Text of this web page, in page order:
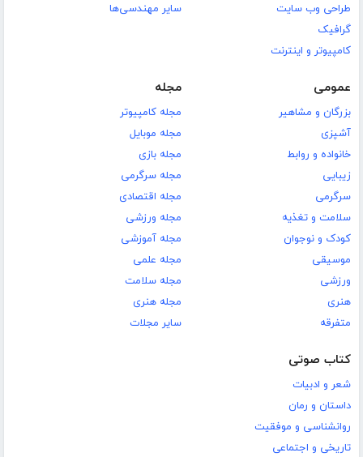
طراحی وب سایت
گرافیک
کامپیوتر و اینترنت
سایر مهندسی‌ها
عمومی
بزرگان و مشاهیر
آشپزی
خانواده و روابط
زیبایی
سرگرمی
سلامت و تغذیه
کودک و نوجوان
موسیقی
ورزشی
هنری
متفرقه
مجله
مجله کامپیوتر
مجله موبایل
مجله بازی
مجله سرگرمی
مجله اقتصادی
مجله ورزشی
مجله آموزشی
مجله علمی
مجله سلامت
مجله هنری
سایر مجلات
کتاب صوتی
شعر و ادبیات
داستان و رمان
روانشناسی و موفقیت
تاریخی و اجتماعی